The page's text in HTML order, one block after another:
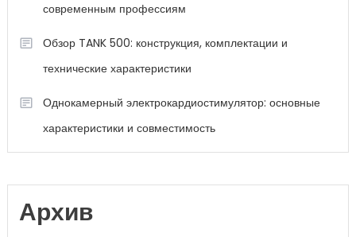
современным профессиям
Обзор TANK 500: конструкция, комплектации и
технические характеристики
Однокамерный электрокардиостимулятор: основные
характеристики и совместимость
Архив